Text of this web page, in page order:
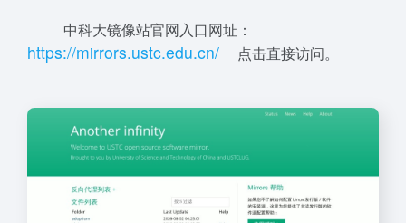
中科大镜像站官网入口网址：
https://mirrors.ustc.edu.cn/ 点击直接访问。